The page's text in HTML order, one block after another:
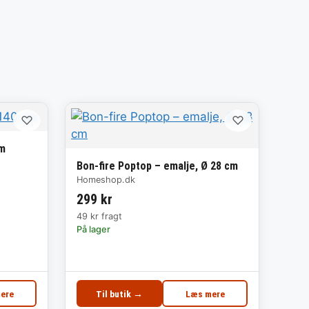
♡ ♡
Bon-fire Poptop – emalje, Ø 28 cm
Homeshop.dk
299 kr
49 kr fragt
På lager
Til butik → Læs mere